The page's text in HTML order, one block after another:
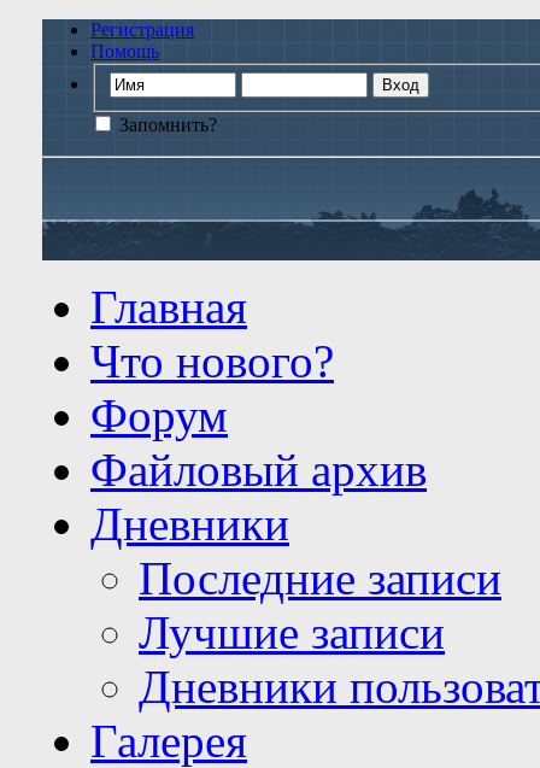
Регистрация
Помощь
Запомнить?
Главная
Что нового?
Форум
Файловый архив
Дневники
Последние записи
Лучшие записи
Дневники
Галерея